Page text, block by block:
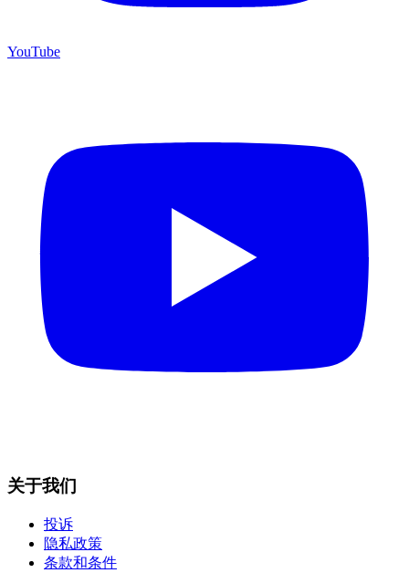
YouTube
关于我们
投诉
隐私政策
条款和条件